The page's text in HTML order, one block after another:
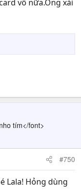
vô nữa.Ông xài
tím</font>
#750
Lala! Hỏng dùng